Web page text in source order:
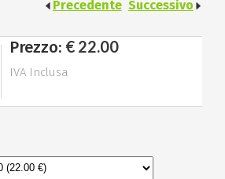
Precedente Successivo
Prezzo: € 22.00
IVA Inclusa